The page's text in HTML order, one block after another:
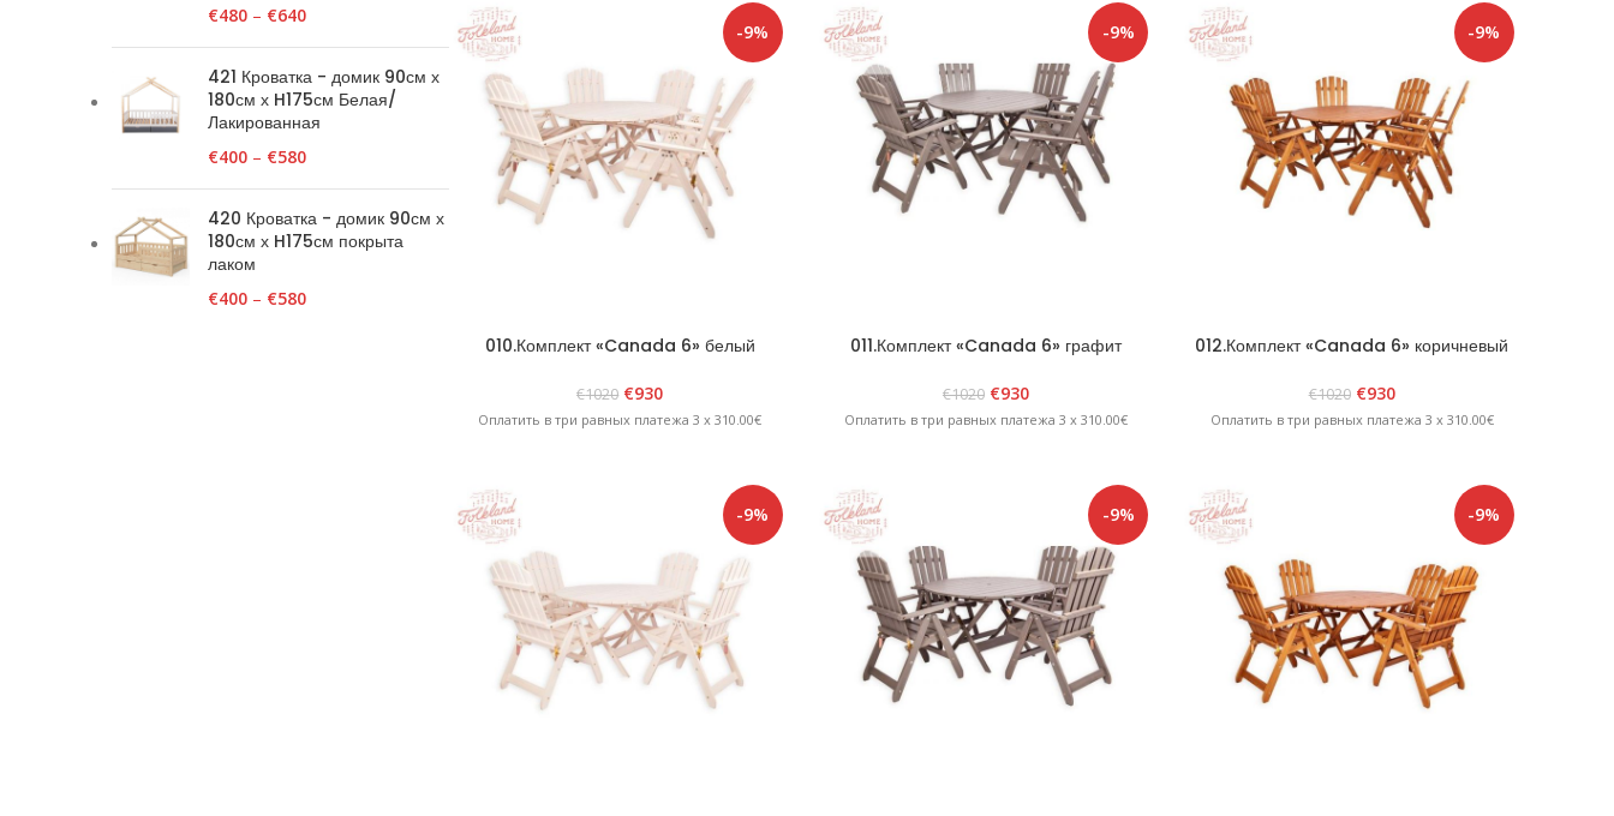
€480 – €640
421 Кроватка - домик 90см х
180см х H175см Белая/
Лакированная
€400 – €580
420 Кроватка - домик 90см х
180см х H175см покрыта
лаком
€400 – €580
-9%
010.Комплект «Canada 6» белый
€1020 €930
Оплатить в три равных платежа 3 x 310.00€
-9%
011.Комплект «Canada 6» графит
€1020 €930
Оплатить в три равных платежа 3 x 310.00€
-9%
012.Комплект «Canada 6» коричневый
€1020 €930
Оплатить в три равных платежа 3 x 310.00€
-9% -9% -9%